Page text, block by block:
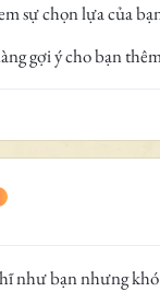
sự chọn lựa của
gợi ý cho bạn
như bạn nhưng